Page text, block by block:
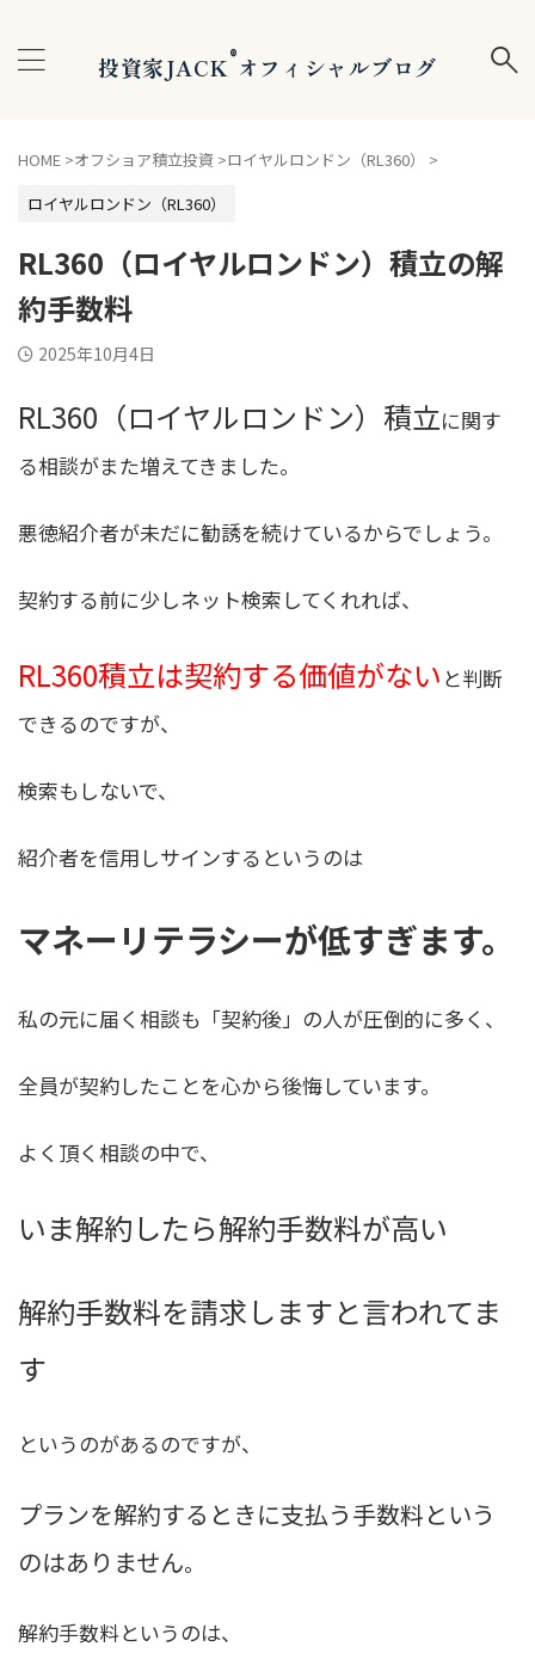
投資家JACK®オフィシャルブログ
HOME >オフショア積立投資 >ロイヤルロンドン（RL360）
>
ロイヤルロンドン（RL360）
RL360（ロイヤルロンドン）積立の解
約手数料
2025年10月4日
RL360（ロイヤルロンドン）積立に関す
る相談がまた増えてきました。
悪徳紹介者が未だに勧誘を続けているからでしょう。
契約する前に少しネット検索してくれれば、
RL360積立は契約する価値がない と判断
できるのですが、
検索もしないで、
紹介者を信用しサインするというのは
マネーリテラシーが低すぎます。
私の元に届く相談も「契約後」の人が圧倒的に多く、
全員が契約したことを心から後悔しています。
よく頂く相談の中で、
いま解約したら解約手数料が高い
解約手数料を請求しますと言われてま
す
というのがあるのですが、
プランを解約するときに支払う手数料という
のはありません。
解約手数料というのは、